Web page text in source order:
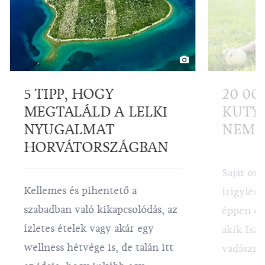
5 TIPP, HOGY
MEGTALÁLD A LELKI
NYUGALMAT
HORVÁTORSZÁGBAN
Kellemes és pihentető a
szabadban való kikapcsolódás, az
ízletes ételek vagy akár egy
wellness hétvége is, de talán itt
20
NEM
Saját
éppen
akik